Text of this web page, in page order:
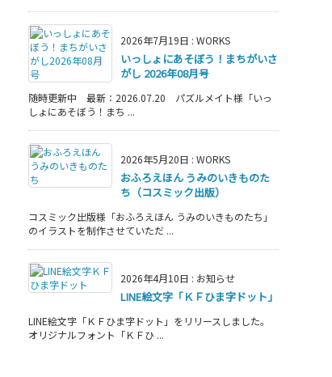
2026年7月19日 : WORKS
いっしょにあそぼう！まちがいさ
がし 2026年08月号
随時更新中 最新：2026.07.20 パズルメイト様「いっ
しょにあそぼう！まち ...
2026年5月20日 : WORKS
おふろえほん うみのいきものた
ち（コスミック出版）
コスミック出版様「おふろえほん うみのいきものたち」
のイラストを制作させていただ ...
2026年4月10日 : お知らせ
LINE絵文字「ＫＦひま字ドット」
LINE絵文字「ＫＦひま字ドット」をリリースしました。
オリジナルフォント「ＫＦひ ...